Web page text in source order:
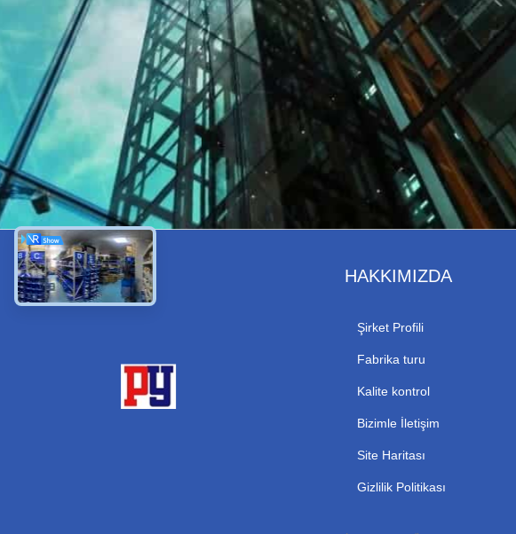
HAKKIMIZDA
Şirket Profili
Fabrika turu
Kalite kontrol
Bizimle İletişim
Site Haritası
Gizlilik Politikası